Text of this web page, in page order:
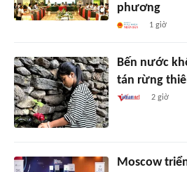
phương
1 giờ
Bến nước
tán rừng
2 giờ
Moscow